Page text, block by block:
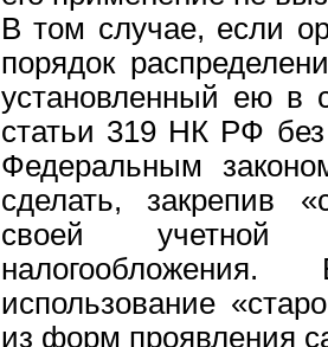
В том случае, если
порядок
установленный ею в
статьи 319 НК РФ
Федеральным
сделать, закрепив
своей
использование
из форм проявления